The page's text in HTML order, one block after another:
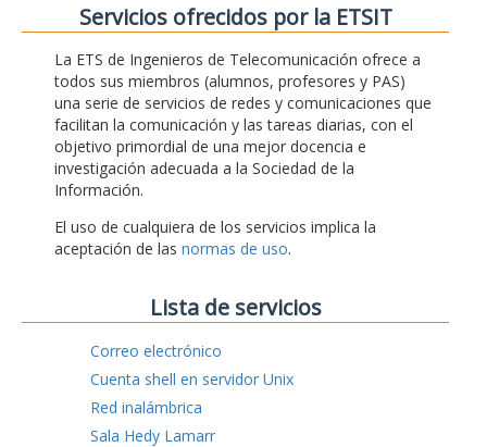
Servicios ofrecidos por la ETSIT
La ETS de Ingenieros de Telecomunicación ofrece a
todos sus miembros (alumnos, profesores y PAS)
una serie de servicios de redes y comunicaciones que
facilitan la comunicación y las tareas diarias, con el
objetivo primordial de una mejor docencia e
investigación adecuada a la Sociedad de la
Información.
El uso de cualquiera de los servicios implica la
aceptación de las normas de uso.
Lista de servicios
Correo electrónico
Cuenta shell en servidor Unix
Red inalámbrica
Sala Hedy Lamarr